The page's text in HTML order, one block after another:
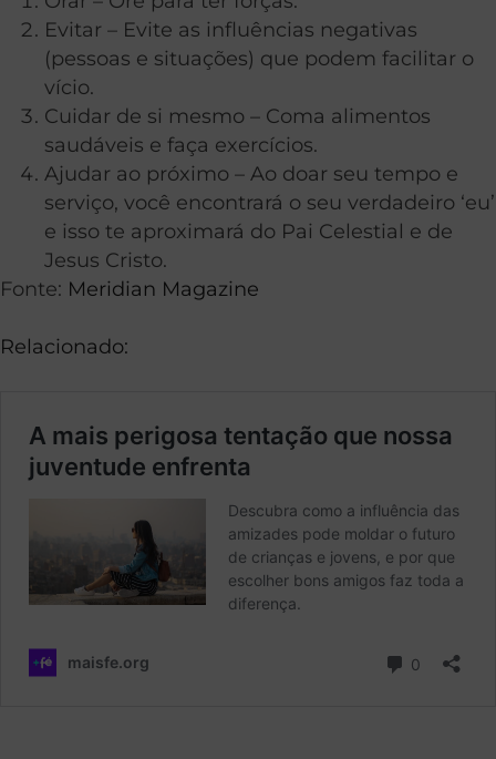
Evitar – Evite as influências negativas
(pessoas e situações) que podem facilitar o
vício.
Cuidar de si mesmo – Coma alimentos
saudáveis e faça exercícios.
Ajudar ao próximo – Ao doar seu tempo e
serviço, você encontrará o seu verdadeiro ‘eu’
e isso te aproximará do Pai Celestial e de
Jesus Cristo.
Fonte: Meridian Magazine
Relacionado: